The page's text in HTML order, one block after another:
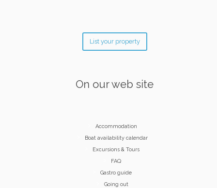
List your property
On our web site
Accommodation
Boat availability calendar
Excursions & Tours
FAQ
Gastro guide
Going out